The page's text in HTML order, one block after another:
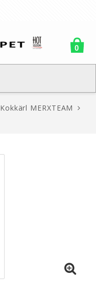
0
Kokkärl MERXTEAM